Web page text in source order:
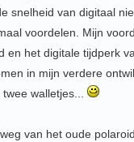
snelheid van digitaal
voordelen. Mijn
en het digitale tijdperk
in mijn verdere
walletjes...
van het oude